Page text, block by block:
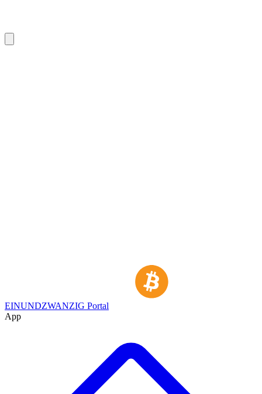
EINUNDZWANZIG Portal
App